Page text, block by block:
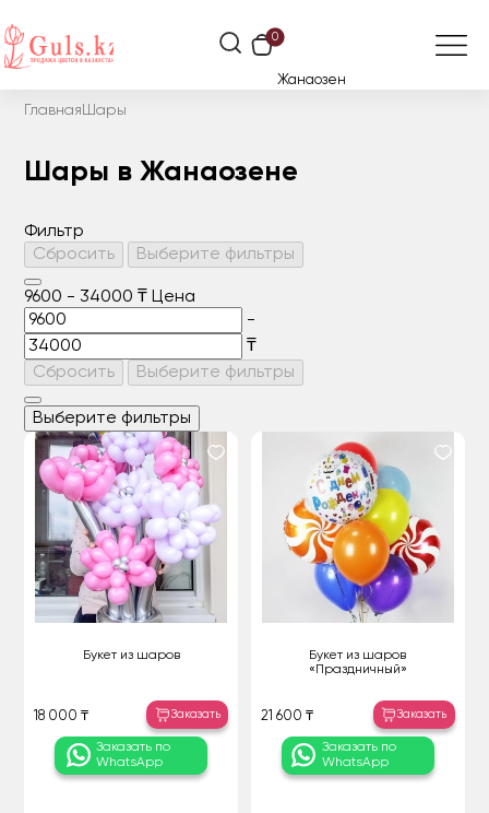
0
Жанаозен
Главная Шары
Шары в Жанаозене
Фильтр
Сбросить
Выберите фильтры
9600 - 34000 ₸ Цена
-
₸
Сбросить
Выберите фильтры
Выберите фильтры
Букет из шаров
18 000 ₸ Заказать
Заказать по
WhatsApp
Букет из шаров
«Праздничный»
21 600 ₸ Заказать
Заказать по
WhatsApp